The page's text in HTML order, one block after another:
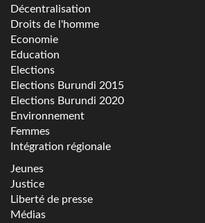
Décentralisation
Droits de l'homme
Economie
Education
Elections
Elections Burundi 2015
Elections Burundi 2020
Environnement
Femmes
Intégration régionale
Jeunes
Justice
Liberté de presse
Médias